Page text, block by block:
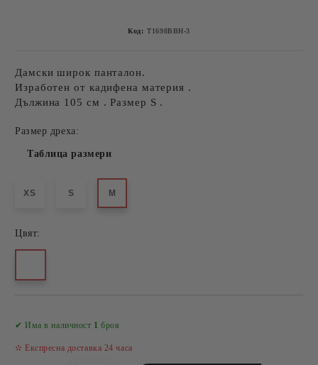
Код: T1698BBH-3
Дамски широк панталон.
Изработен от кадифена материя .
Дължина 105 см . Размер S .
Размер дреха:
Таблица размери
XS S M
Цвят:
✔ Има в наличност 1 броя
✫ Експресна доставка 24 часа